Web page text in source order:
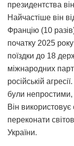
президентства
Найчастіше він
Францію (10
початку 2025
поїздки до 18
міжнародних
російській
були непростими,
Він
переконати
України.